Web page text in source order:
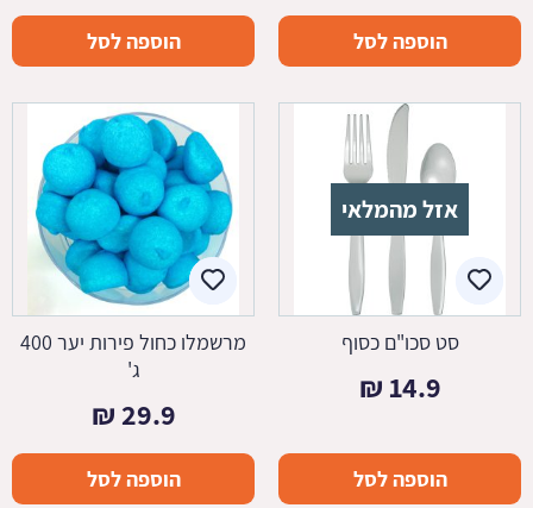
הוספה לסל הוספה לסל
אזל מהמלאי
סט סכו"ם כסוף
14.9
₪
הוספה לסל
מרשמלו כחול פירות יער 400
ג'
29.9
₪
הוספה לסל